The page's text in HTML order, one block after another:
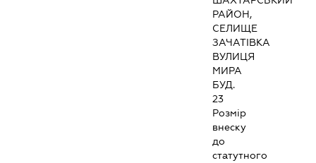
РАЙОН,
СЕЛИЩЕ
ЗАЧАТІВКА
ВУЛИЦЯ
МИРА
БУД.
23
Розмір
внеску
до
статутного